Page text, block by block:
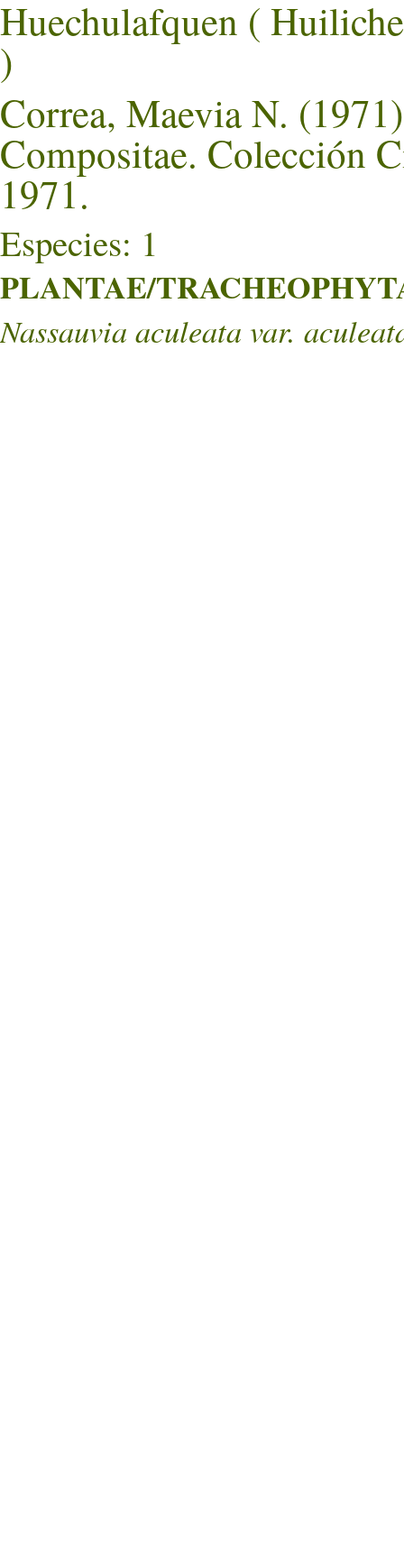
Huechulafquen (
)
Correa, Maevia N.
Compositae. Colección
1971.
Especies: 1
PLANTAE/
Nassauvia aculeata var.